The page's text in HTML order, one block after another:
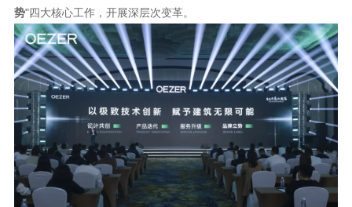
势"四大核心工作，开展深层次变革。